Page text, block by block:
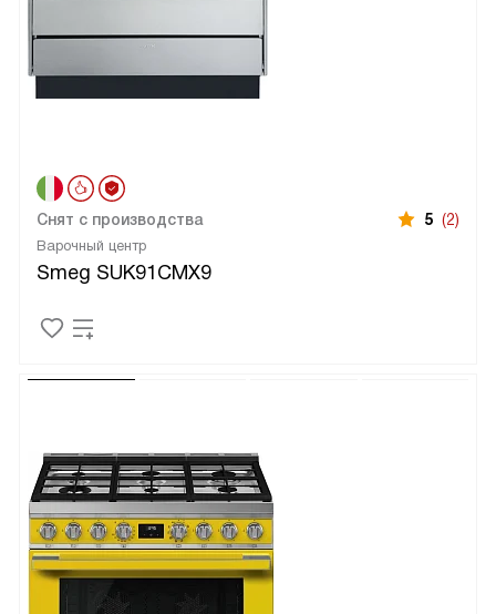
Варочный центр
Smeg SUK91CMX9
Снят с производства 5 (2)